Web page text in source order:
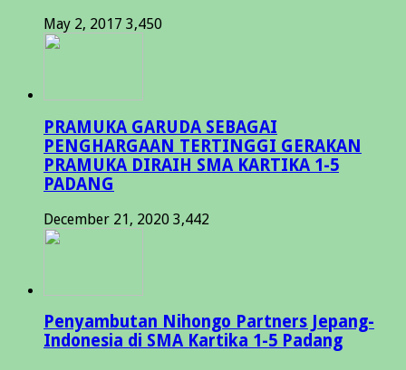
May 2, 2017 3,450
PRAMUKA GARUDA SEBAGAI
PENGHARGAAN TERTINGGI GERAKAN
PRAMUKA DIRAIH SMA KARTIKA 1-5
PADANG
December 21, 2020 3,442
Penyambutan Nihongo Partners Jepang-
Indonesia di SMA Kartika 1-5 Padang